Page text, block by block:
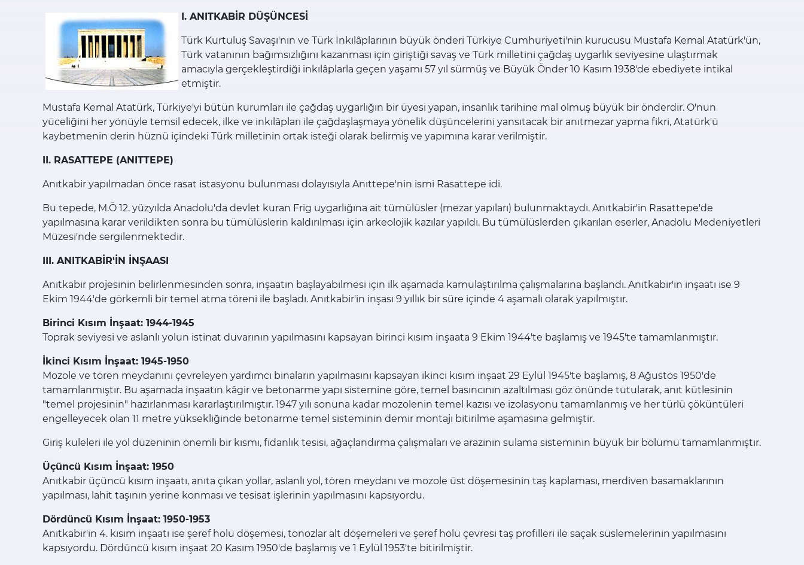
I. ANITKABİR DÜŞÜNCESİ
Türk Kurtuluş Savaşı'nın ve Türk İnkılâplarının büyük önderi Türkiye Cumhuriyeti'nin kurucusu Mustafa Kemal Atatürk'ün,
Türk vatanının bağımsızlığını kazanması için giriştiği savaş ve Türk milletini çağdaş uygarlık seviyesine ulaştırmak
amacıyla gerçekleştirdiği inkılâplarla geçen yaşamı 57 yıl sürmüş ve Büyük Önder 10 Kasım 1938'de ebediyete intikal
etmiştir.
Mustafa Kemal Atatürk, Türkiye'yi bütün kurumları ile çağdaş uygarlığın bir üyesi yapan, insanlık tarihine mal olmuş büyük bir önderdir. O'nun
yüceliğini her yönüyle temsil edecek, ilke ve inkılâpları ile çağdaşlaşmaya yönelik düşüncelerini yansıtacak bir anıtmezar yapma fikri, Atatürk'ü
kaybetmenin derin hüznü içindeki Türk milletinin ortak isteği olarak belirmiş ve yapımına karar verilmiştir.
II. RASATTEPE (ANITTEPE)
Anıtkabir yapılmadan önce rasat istasyonu bulunması dolayısıyla Anıttepe'nin ismi Rasattepe idi.
Bu tepede, M.Ö 12. yüzyılda Anadolu'da devlet kuran Frig uygarlığına ait tümülüsler (mezar yapıları) bulunmaktaydı. Anıtkabir'in Rasattepe'de
yapılmasına karar verildikten sonra bu tümülüslerin kaldırılması için arkeolojik kazılar yapıldı. Bu tümülüslerden çıkarılan eserler, Anadolu Medeniyetleri
Müzesi'nde sergilenmektedir.
III. ANITKABİR'İN İNŞAASI
Anıtkabir projesinin belirlenmesinden sonra, inşaatın başlayabilmesi için ilk aşamada kamulaştırılma çalışmalarına başlandı. Anıtkabir'in inşaatı ise 9
Ekim 1944'de görkemli bir temel atma töreni ile başladı. Anıtkabir'in inşası 9 yıllık bir süre içinde 4 aşamalı olarak yapılmıştır.
Birinci Kısım İnşaat: 1944-1945
Toprak seviyesi ve aslanlı yolun istinat duvarının yapılmasını kapsayan birinci kısım inşaata 9 Ekim 1944'te başlamış ve 1945'te tamamlanmıştır.
İkinci Kısım İnşaat: 1945-1950
Mozole ve tören meydanını çevreleyen yardımcı binaların yapılmasını kapsayan ikinci kısım inşaat 29 Eylül 1945'te başlamış, 8 Ağustos 1950'de
tamamlanmıştır. Bu aşamada inşaatın kâgir ve betonarme yapı sistemine göre, temel basıncının azaltılması göz önünde tutularak, anıt kütlesinin
"temel projesinin" hazırlanması kararlaştırılmıştır. 1947 yılı sonuna kadar mozolenin temel kazısı ve izolasyonu tamamlanmış ve her türlü çöküntüleri
engelleyecek olan 11 metre yüksekliğinde betonarme temel sisteminin demir montajı bitirilme aşamasına gelmiştir.
Giriş kuleleri ile yol düzeninin önemli bir kısmı, fidanlık tesisi, ağaçlandırma çalışmaları ve arazinin sulama sisteminin büyük bir bölümü tamamlanmıştır.
Üçüncü Kısım İnşaat: 1950
Anıtkabir üçüncü kısım inşaatı, anıta çıkan yollar, aslanlı yol, tören meydanı ve mozole üst döşemesinin taş kaplaması, merdiven basamaklarının
yapılması, lahit taşının yerine konması ve tesisat işlerinin yapılmasını kapsıyordu.
Dördüncü Kısım İnşaat: 1950-1953
Anıtkabir'in 4. kısım inşaatı ise şeref holü döşemesi, tonozlar alt döşemeleri ve şeref holü çevresi taş profilleri ile saçak süslemelerinin yapılmasını
kapsıyordu. Dördüncü kısım inşaat 20 Kasım 1950'de başlamış ve 1 Eylül 1953'te bitirilmiştir.